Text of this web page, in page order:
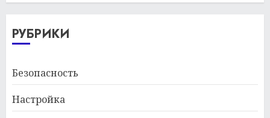
РУБРИКИ
Безопасность
Настройка